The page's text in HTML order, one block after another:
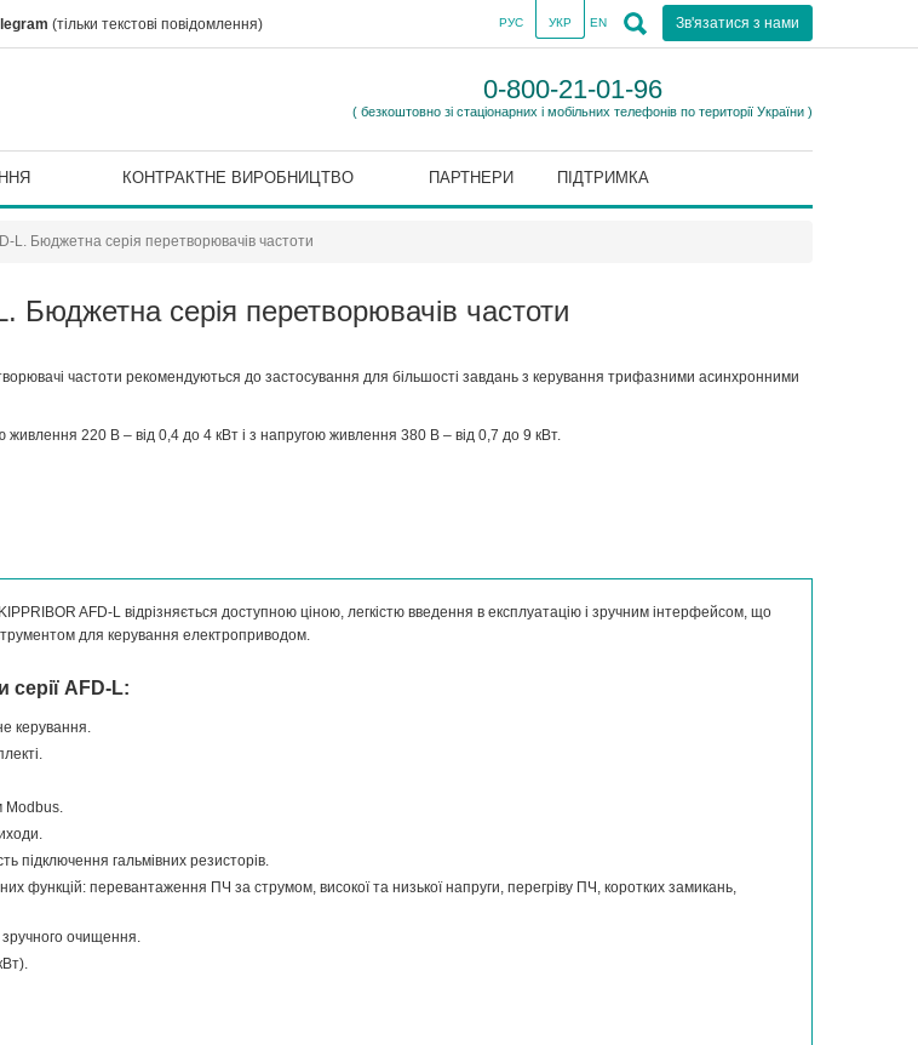
(тільки текстові повідомлення) Зв'язатися з нами
РУС УКР EN
0-800-21-01-96
( безкоштовно зі стаціонарних і мобільних телефонів по території України )
КОНТРАКТНЕ ВИРОБНИЦТВО ПАРТНЕРИ ПІДТРИМКА
L. Бюджетна серія перетворювачів частоти
Бюджетна серія перетворювачів частоти
частоти рекомендуються до застосування для більшості завдань з керування трифазними асинхронними
живлення 220 В – від 0,4 до 4 кВт і з напругою живлення 380 В – від 0,7 до 9 кВт.
AFD-L відрізняється доступною ціною, легкістю введення в експлуатацію і зручним інтерфейсом, що
для керування електроприводом.
серії AFD-L:
керування.
Modbus.
підключення гальмівних резисторів.
функцій: перевантаження ПЧ за струмом, високої та низької напруги, перегріву ПЧ, коротких замикань,
очищення.